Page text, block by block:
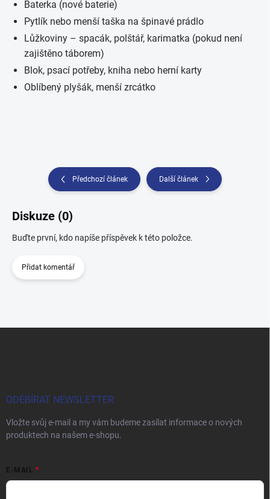
Baterka (nové baterie)
Pytlík nebo menší taška na špinavé prádlo
Lůžkoviny – spacák, polštář, karimatka (pokud není
zajištěno táborem)
Blok, psací potřeby, kniha nebo herní karty
Oblíbený plyšák, menší zrcátko
Předchozí článek Další článek
Diskuze (0)
Buďte první, kdo napíše příspěvek k této položce.
Přidat komentář
ODEBÍRAT NEWSLETTER
Vložte svůj e-mail a my vám budeme zasílat informace o nových
produktech na našem e-shopu.
E-MAIL